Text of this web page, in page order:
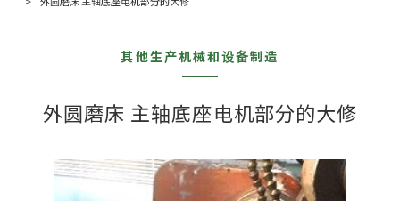
其他生产机械和设备制造
外圆磨床 主轴底座电机部分的大修